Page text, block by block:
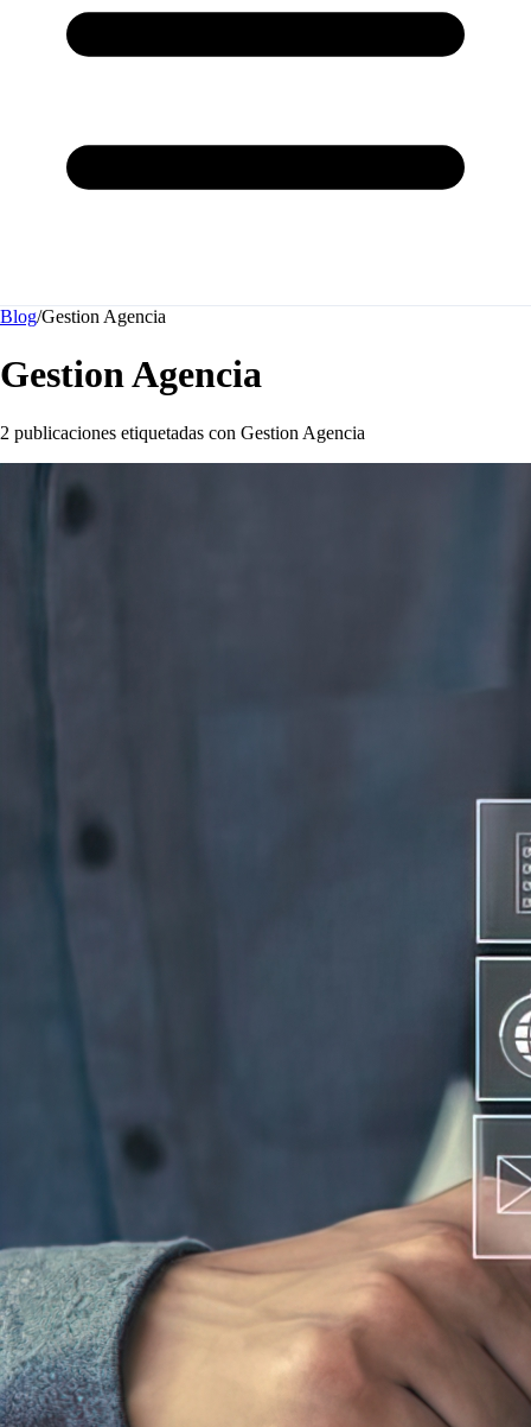
Blog/Gestion Agencia
Gestion Agencia
2 publicaciones etiquetadas con Gestion Agencia